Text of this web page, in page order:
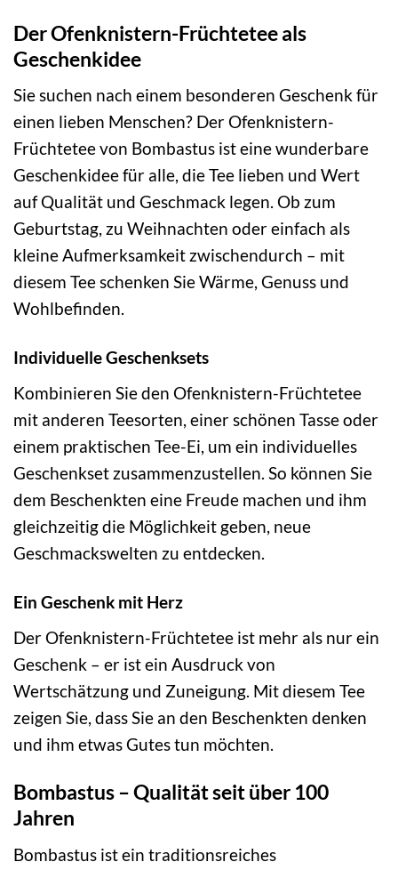
Der Ofenknistern-Früchtetee als
Geschenkidee
Sie suchen nach einem besonderen Geschenk für
einen lieben Menschen? Der Ofenknistern-
Früchtetee von Bombastus ist eine wunderbare
Geschenkidee für alle, die Tee lieben und Wert
auf Qualität und Geschmack legen. Ob zum
Geburtstag, zu Weihnachten oder einfach als
kleine Aufmerksamkeit zwischendurch – mit
diesem Tee schenken Sie Wärme, Genuss und
Wohlbefinden.
Individuelle Geschenksets
Kombinieren Sie den Ofenknistern-Früchtetee
mit anderen Teesorten, einer schönen Tasse oder
einem praktischen Tee-Ei, um ein individuelles
Geschenkset zusammenzustellen. So können Sie
dem Beschenkten eine Freude machen und ihm
gleichzeitig die Möglichkeit geben, neue
Geschmackswelten zu entdecken.
Ein Geschenk mit Herz
Der Ofenknistern-Früchtetee ist mehr als nur ein
Geschenk – er ist ein Ausdruck von
Wertschätzung und Zuneigung. Mit diesem Tee
zeigen Sie, dass Sie an den Beschenkten denken
und ihm etwas Gutes tun möchten.
Bombastus – Qualität seit über 100
Jahren
Bombastus ist ein traditionsreiches